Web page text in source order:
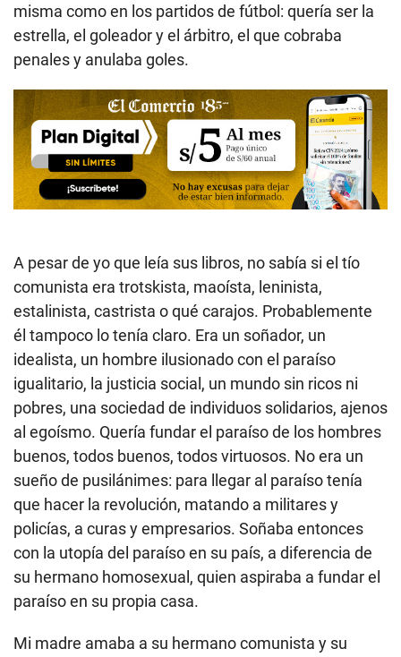
misma como en los partidos de fútbol: quería ser la
estrella, el goleador y el árbitro, el que cobraba
penales y anulaba goles.
A pesar de yo que leía sus libros, no sabía si el tío
comunista era trotskista, maoísta, leninista,
estalinista, castrista o qué carajos. Probablemente
él tampoco lo tenía claro. Era un soñador, un
idealista, un hombre ilusionado con el paraíso
igualitario, la justicia social, un mundo sin ricos ni
pobres, una sociedad de individuos solidarios, ajenos
al egoísmo. Quería fundar el paraíso de los hombres
buenos, todos buenos, todos virtuosos. No era un
sueño de pusilánimes: para llegar al paraíso tenía
que hacer la revolución, matando a militares y
policías, a curas y empresarios. Soñaba entonces
con la utopía del paraíso en su país, a diferencia de
su hermano homosexual, quien aspiraba a fundar el
paraíso en su propia casa.
Mi madre amaba a su hermano comunista y su